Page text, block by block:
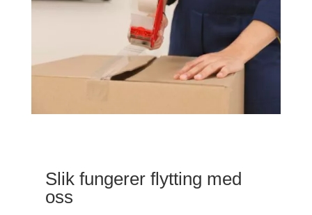
Slik fungerer flytting med
oss